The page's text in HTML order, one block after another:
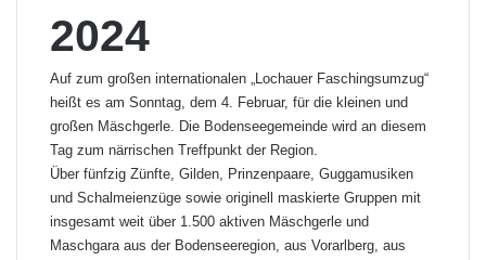
2024
Auf zum großen internationalen „Lochauer Faschingsumzug“
heißt es am Sonntag, dem 4. Februar, für die kleinen und
großen Mäschgerle. Die Bodenseegemeinde wird an diesem
Tag zum närrischen Treffpunkt der Region.
Über fünfzig Zünfte, Gilden, Prinzenpaare, Guggamusiken
und Schalmeienzüge sowie originell maskierte Gruppen mit
insgesamt weit über 1.500 aktiven Mäschgerle und
Maschgara aus der Bodenseeregion, aus Vorarlberg, aus